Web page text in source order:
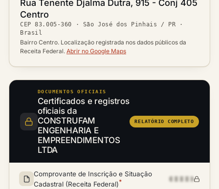
Logradouro
Rua Tenente Djalma Dutra, 915 - Conj 405
Bairro
Centro
CEP
CEP83.005-360 ·
Cidade / UF
São José dos Pinhais / PR ·
Brasil
Ver localização no mapa
Bairro Centro. Localização registrada nos dados públicos da
Receita Federal. Abrir no Google Maps
DOCUMENTOS OFICIAIS
Certificados e registros
oficiais da
CONSTRUFAM
ENGENHARIA E
EMPREENDIMENTOS
LTDA
RELATÓRIO COMPLETO
Comprovante de Inscrição e Situação
Cadastral (Receita Federal)*